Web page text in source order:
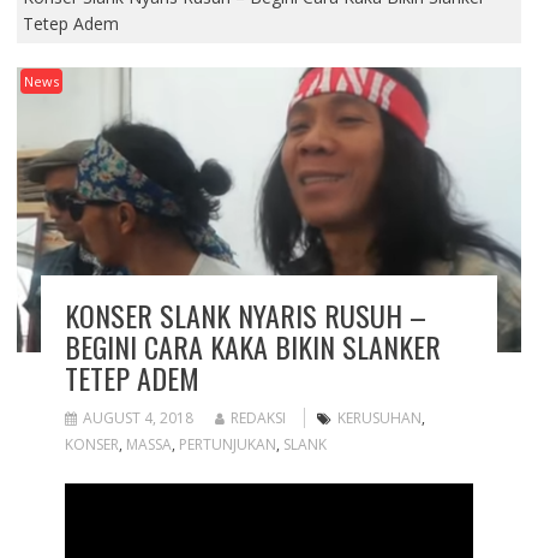
Tetep Adem
News
KONSER SLANK NYARIS RUSUH –
BEGINI CARA KAKA BIKIN SLANKER
TETEP ADEM
AUGUST 4, 2018 REDAKSI KERUSUHAN,
KONSER, MASSA, PERTUNJUKAN, SLANK